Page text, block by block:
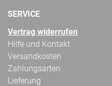
SERVICE
Vertrag widerrufen
Hilfe und Kontakt
Versandkosten
Zahlungsarten
Lieferung